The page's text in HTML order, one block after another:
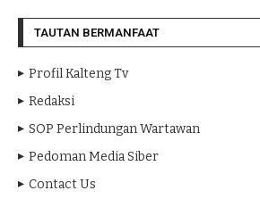
TAUTAN BERMANFAAT
Profil Kalteng Tv
Redaksi
SOP Perlindungan Wartawan
Pedoman Media Siber
Contact Us